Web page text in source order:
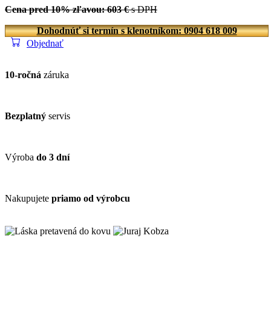
Cena pred 10% zľavou: 603 €s DPH
Dohodnúť si termín s klenotníkom: 0904 618 009
Objednať
10-ročná záruka
Bezplatný servis
Výroba do 3 dní
Nakupujete priamo od výrobcu